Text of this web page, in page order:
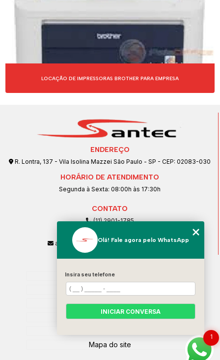
LOCAÇÃO DE IMPRESSORAS BROTHER PARA EMPRESA
ENDEREÇO
R. Lontra, 137 - Vila Isolina Mazzei São Paulo - SP - CEP: 02083-030
HORÁRIO DE ATENDIMENTO
Segunda à Sexta: 08:00h às 17:30h
CONTATO
(11) 2901-1785
(11) 99239-1832
atendimento@santeccopiadoras.com.br
Home
Empresa
SERVIÇOS
Contato
Mapa do site
1
Olá! Fale agora pelo WhatsApp
Insira seu telefone
INICIAR CONVERSA